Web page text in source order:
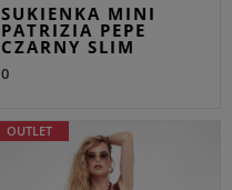
SUKIENKA MINI
PATRIZIA PEPE
CZARNY SLIM
0
OUTLET